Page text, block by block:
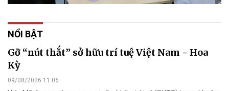
NỔI BẬT
Gỡ “nút thắt” sở hữu trí tuệ Việt Nam - Hoa
Kỳ
09/08/2026 11:06